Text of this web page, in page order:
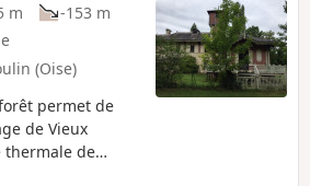
m
-153 m
(Oise)
permet de
de Vieux
thermale de